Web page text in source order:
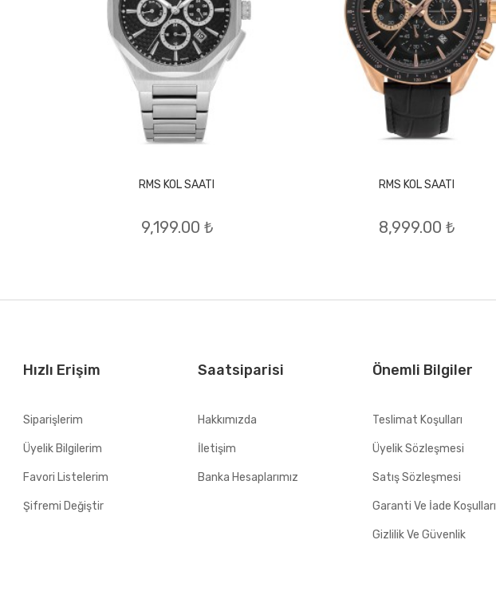
RMS KOL SAATI
9,199.00 ₺
RMS KOL SAATI
8,999.00 ₺
Hızlı Erişim
Siparişlerim
Üyelik Bilgilerim
Favori Listelerim
Şifremi Değiştir
Saatsiparisi
Hakkımızda
İletişim
Banka Hesaplarımız
Önemli Bilgiler
Teslimat Koşulları
Üyelik Sözleşmesi
Satış Sözleşmesi
Garanti Ve İade Koşulları
Gizlilik Ve Güvenlik